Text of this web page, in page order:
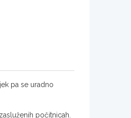
pa se uradno
počitnicah.